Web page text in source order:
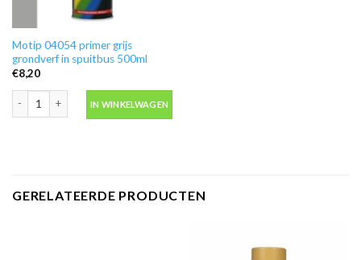
Motip 04054 primer grijs
grondverf in spuitbus 500ml
€8,20
IN WINKELWAGEN
GERELATEERDE PRODUCTEN